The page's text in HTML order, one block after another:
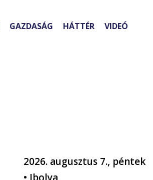
GAZDASÁG HÁTTÉR VIDEÓ
2026. augusztus 7., péntek